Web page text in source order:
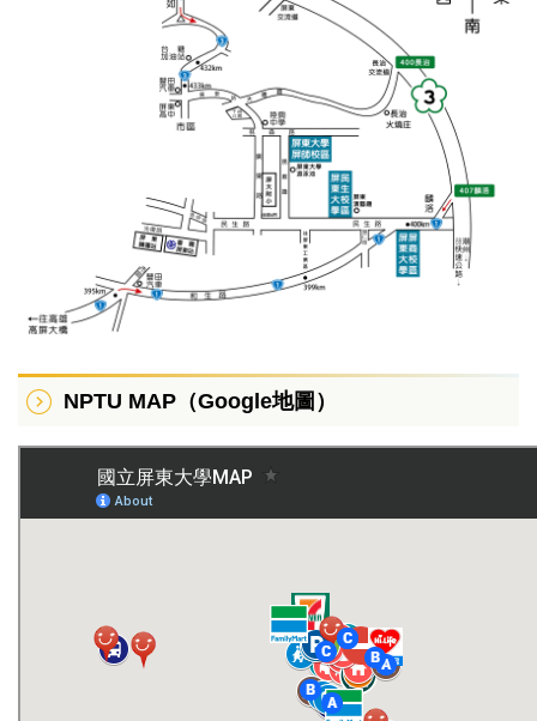
NPTU MAP（Google地圖）